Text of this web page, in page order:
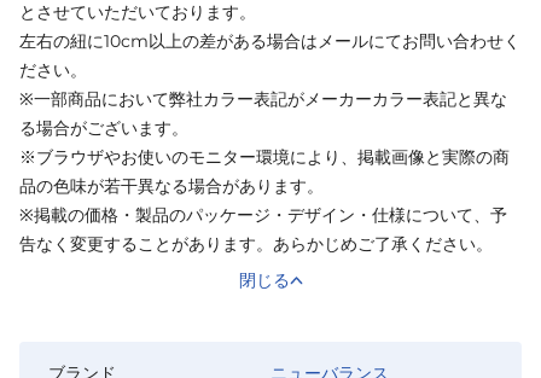
とさせていただいております。
左右の紐に10cm以上の差がある場合はメールにてお問い合わせく
ださい。
※一部商品において弊社カラー表記がメーカーカラー表記と異な
る場合がございます。
※ブラウザやお使いのモニター環境により、掲載画像と実際の商
品の色味が若干異なる場合があります。
※掲載の価格・製品のパッケージ・デザイン・仕様について、予
告なく変更することがあります。あらかじめご了承ください。
閉じる
ブランド
ニューバランス